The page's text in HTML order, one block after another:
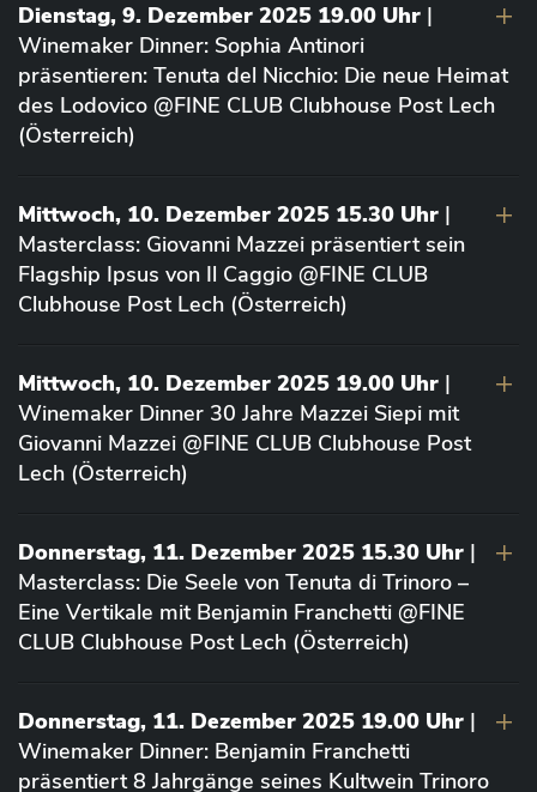
Dienstag, 9. Dezember 2025 19.00 Uhr |
Winemaker Dinner: Sophia Antinori
präsentieren: Tenuta del Nicchio: Die neue Heimat
des Lodovico @FINE CLUB Clubhouse Post Lech
(Österreich)
Mittwoch, 10. Dezember 2025 15.30 Uhr |
Masterclass: Giovanni Mazzei präsentiert sein
Flagship Ipsus von Il Caggio @FINE CLUB
Clubhouse Post Lech (Österreich)
Mittwoch, 10. Dezember 2025 19.00 Uhr |
Winemaker Dinner 30 Jahre Mazzei Siepi mit
Giovanni Mazzei @FINE CLUB Clubhouse Post
Lech (Österreich)
Donnerstag, 11. Dezember 2025 15.30 Uhr |
Masterclass: Die Seele von Tenuta di Trinoro –
Eine Vertikale mit Benjamin Franchetti @FINE
CLUB Clubhouse Post Lech (Österreich)
Donnerstag, 11. Dezember 2025 19.00 Uhr |
Winemaker Dinner: Benjamin Franchetti
präsentiert 8 Jahrgänge seines Kultwein Trinoro